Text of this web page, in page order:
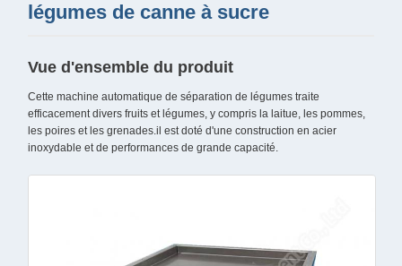
légumes de canne à sucre
Vue d'ensemble du produit
Cette machine automatique de séparation de légumes traite
efficacement divers fruits et légumes, y compris la laitue, les pommes,
les poires et les grenades.il est doté d'une construction en acier
inoxydable et de performances de grande capacité.